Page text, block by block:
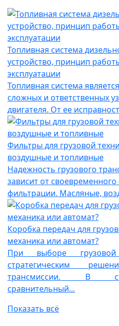
Топливная система
устройство, принцип
эксплуатации
Топливная система
сложных и ответственных
двигателя. От ее
Фильтры для грузовой
воздушные и топливные
Надежность грузового
зависит от
фильтрации. Масляные,
Коробка передач для
механика или автомат?
При выборе
стратегическим
трансмиссии. В
сравнительный...
Показать всё